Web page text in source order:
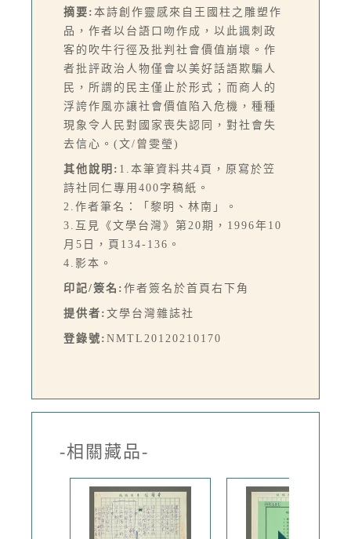
摘要: 本詩創作靈感來自王國柱之雕塑作
品，作者以台語口吻作成，以此諷刺政
客的吹牛行徑及批判社會價值崩壞。作
者批評政治人物僅會以美好話語欺騙人
民，所謂的民主僅止於形式；而商人的
浮誇作風亦讓社會價值陷入危機，種種
現象令人民對國家喪失認同，對社會失
去信心。(文/曾雯瑩)
其他說明: 1.本筆資料共4頁，原寫於笠
詩社同仁專用400字稿紙。
2.作者筆名：「黎明、林南」。
3.互見《文學台灣》第20期，1996年10
月5日，頁134-136。
4.影本。
印記/簽名: 作者簽名於首頁右下角
提供者: 文學台灣雜誌社
登錄號: NMTL20120210170
-相關藏品-